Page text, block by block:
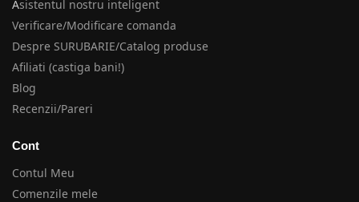
Asistentul nostru inteligent
Verificare/Modificare comanda
Despre SURUBARIE/Catalog produse
Afiliati (castiga bani!)
Blog
Recenzii/Pareri
Cont
Contul Meu
Comenzile mele